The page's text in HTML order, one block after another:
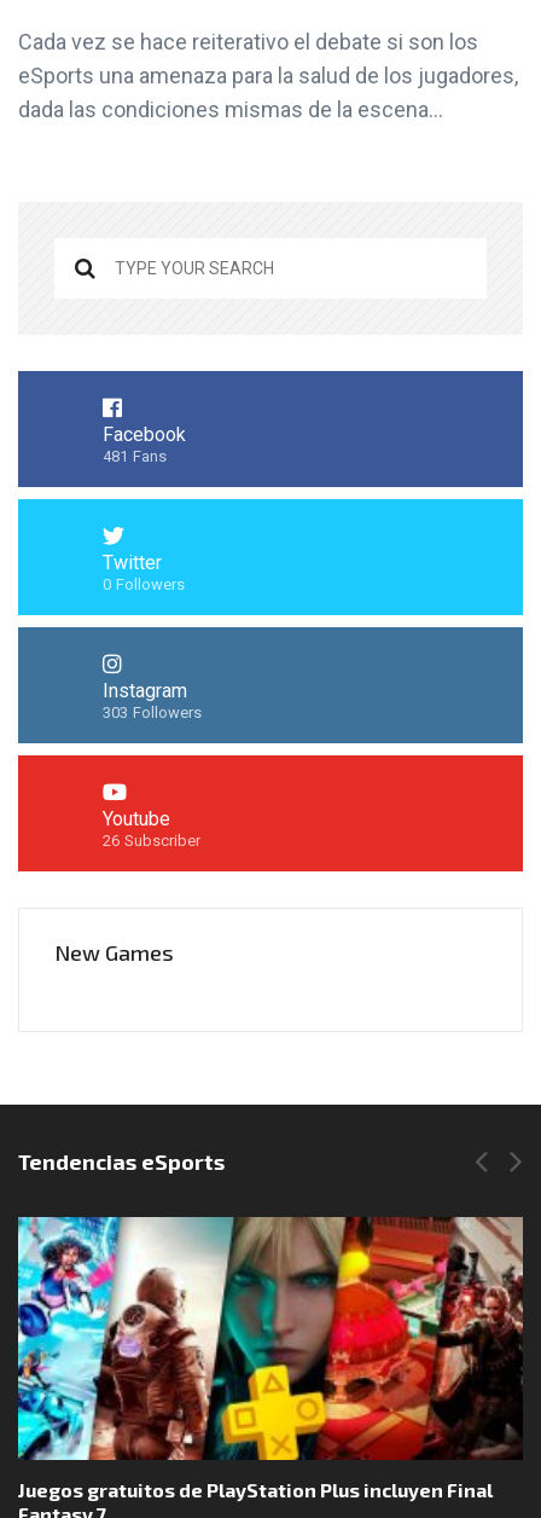
Cada vez se hace reiterativo el debate si son los
eSports una amenaza para la salud de los jugadores,
dada las condiciones mismas de la escena...
Facebook
481 Fans
Twitter
0 Followers
Instagram
303 Followers
Youtube
26 Subscriber
New Games
Síguenos en Instagram
Tendencias eSports
Juegos gratuitos de PlayStation Plus incluyen Final